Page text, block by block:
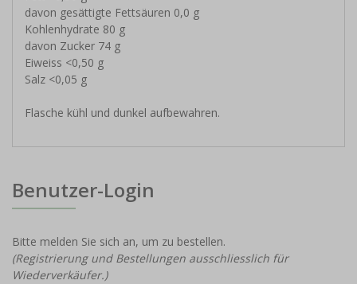
davon gesättigte Fettsäuren 0,0 g
Kohlenhydrate 80 g
davon Zucker 74 g
Eiweiss <0,50 g
Salz <0,05 g
Flasche kühl und dunkel aufbewahren.
Benutzer-Login
Bitte melden Sie sich an, um zu bestellen.
(Registrierung und Bestellungen ausschliesslich für
Wiederverkäufer.)